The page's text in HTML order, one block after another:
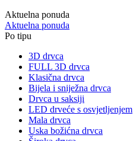
Aktuelna ponuda
Aktuelna ponuda
Po tipu
3D drvca
FULL 3D drvca
Klasična drvca
Bijela i sniježna drvca
Drvca u saksiji
LED drveće s osvjetljenjem
Mala drvca
Uska božićna drvca